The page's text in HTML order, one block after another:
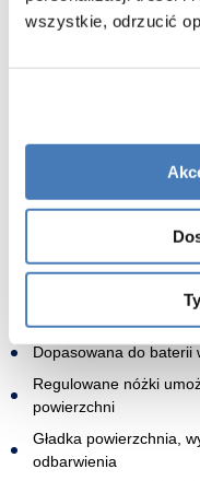
wszystkie, odrzucić
Długość: 142 cm
Szerokość: 62 cm
złotym w cenie wanny
Materiał: konglomerat,
Gwarancja 10 lat
Dopasowana do baterii
Regulowane nóżki
powierzchni
Gładka powierzchnia,
odbarwienia